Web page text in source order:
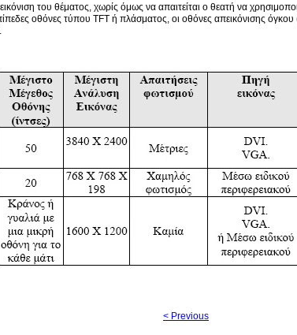
του θέματος, χωρίς όμως να απαιτείται ο θεατή να
οθόνες τύπου TFT ή πλάσματος, οι οθόνες απεικόνισης
< Previous